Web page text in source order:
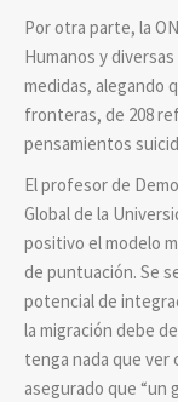
Por otra parte, la
Humanos y
medidas, alegando
fronteras, de 208
pensamientos
El profesor de
Global de la
positivo el modelo
de puntuación. Se
potencial de
la migración debe
tenga nada que ver
asegurado que “un